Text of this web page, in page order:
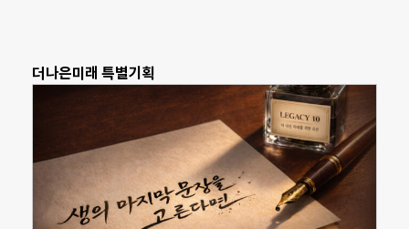
더나은미래 특별기획